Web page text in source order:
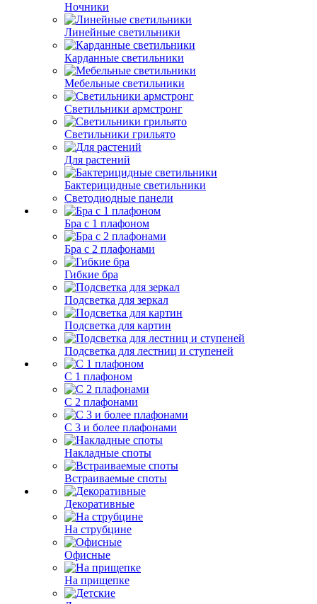
Ночники
Линейные светильники
Карданные светильники
Мебельные светильники
Светильники армстронг
Светильники грильято
Для растений
Бактерицидные светильники
Светодиодные панели
Бра с 1 плафоном
Бра с 2 плафонами
Гибкие бра
Подсветка для зеркал
Подсветка для картин
Подсветка для лестниц и ступеней
С 1 плафоном
С 2 плафонами
С 3 и более плафонами
Накладные споты
Встраиваемые споты
Декоративные
На струбцине
Офисные
На прищепке